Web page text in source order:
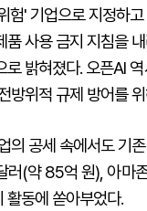
험' 기업으로 지정하
품 사용 금지 지침을
로 밝혀졌다. 오픈AI
방위적 규제 방어를
의 공세 속에서도 기
러(약 85억 원), 아마
동에 쏟아부었다.